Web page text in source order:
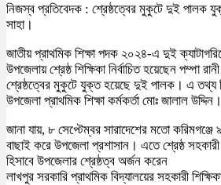
নিজস্ব প্রতিবেদক : শ্রেষ্ঠত্বের মুকুটে দুই পালক
সাহা।
জাতীয় প্রাথমিক শিক্ষা পদক ২০২৪-এ দুই
উপজেলায় শ্রেষ্ঠ শিক্ষিকা নির্বাচিত হয়েছেন পম্পা
শ্রেষ্ঠত্বের মুকুটে যুক্ত হয়েছে দুই পালক। এ তথ্য
উপজেলা প্রাথমিক শিক্ষা কর্মকর্তা মোঃ জালাল উদ্দিন।
জানা যায়, ৮ সেপ্টেম্বর সারাদেশের মতো করিমগঞ্জে
বাছাই করে উপজেলা প্রশাসান। এতে শ্রেষ্ঠ
হিসাবে উপজেলার শ্রেষ্ঠত্ব অর্জন করেন
লাখপুর সরকারি প্রাথমিক বিদ্যালয়ের সহকারী